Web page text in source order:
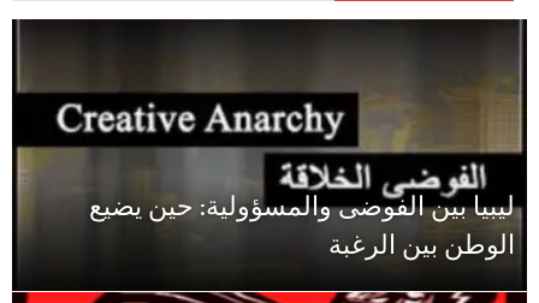
ليبيا بين الفوضى والمسؤولية: حين يضيع
الوطن بين الرغبة